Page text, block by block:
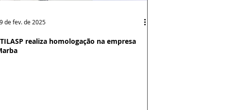
realiza homologação na empresa
de fev. de 2025